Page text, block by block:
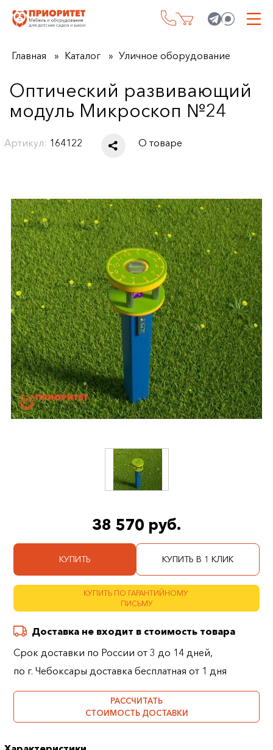
Главная Каталог Уличное оборудование
Оптический развивающий
модуль Микроскоп №24
Артикул: 164122 О товаре
38 570 руб.
КУПИТЬ КУПИТЬ В 1 КЛИК
КУПИТЬ ПО ГАРАНТИЙНОМУ
ПИСЬМУ
Доставка не входит в стоимость товара
Срок доставки по России от 3 до 14 дней,
по г. Чебоксары доставка бесплатная от 1 дня
РАССЧИТАТЬ
СТОИМОСТЬ ДОСТАВКИ